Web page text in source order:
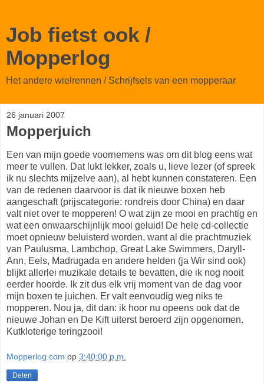
Job fietst ook /
Mopperlog
Het andere wielrennen / Schrijfsels van een mopperaar
26 januari 2007
Mopperjuich
Een van mijn goede voornemens was om dit blog eens wat
meer te vullen. Dat lukt lekker, zoals u, lieve lezer (of spreek
ik nu slechts mijzelve aan), al hebt kunnen constateren. Een
van de redenen daarvoor is dat ik nieuwe boxen heb
aangeschaft (prijscategorie: rondreis door China) en daar
valt niet over te mopperen! O wat zijn ze mooi en prachtig en
wat een onwaarschijnlijk mooi geluid! De hele cd-collectie
moet opnieuw beluisterd worden, want al die prachtmuziek
van Paulusma, Lambchop, Great Lake Swimmers, Daryll-
Ann, Eels, Madrugada en andere helden (ja Wir sind ook)
blijkt allerlei muzikale details te bevatten, die ik nog nooit
eerder hoorde. Ik zit dus elk vrij moment van de dag voor
mijn boxen te juichen. Er valt eenvoudig weg niks te
mopperen. Nou ja, dit dan: ik hoor nu opeens ook dat de
nieuwe Johan en De Kift uiterst beroerd zijn opgenomen.
Kutkloterige teringzooi!
Mopperlog.com op 3:40:00 p.m.
Delen